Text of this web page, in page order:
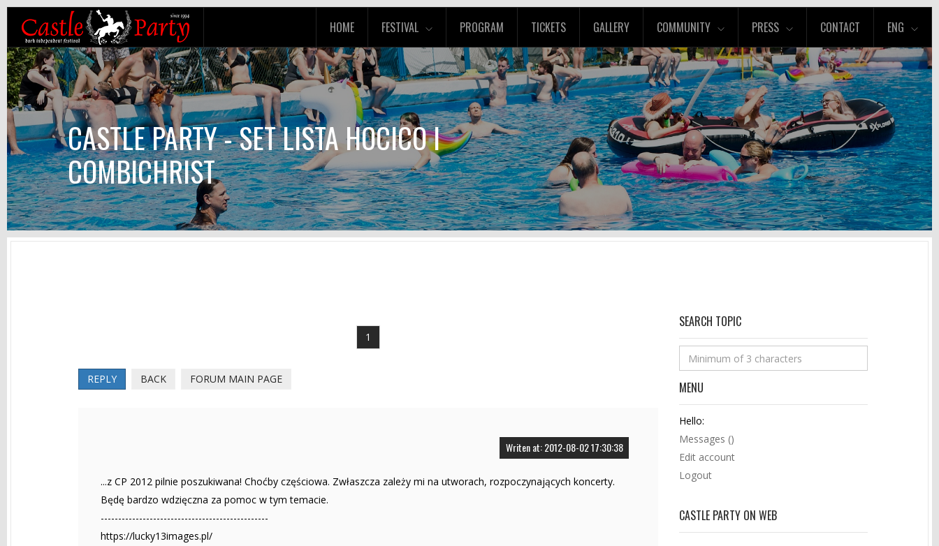
HOME FESTIVAL PROGRAM TICKETS GALLERY COMMUNITY PRESS CONTACT ENG
CASTLE PARTY - SET LISTA HOCICO I
COMBICHRIST
1
REPLY BACK FORUM MAIN PAGE
Writen at: 2012-08-02 17:30:38
...z CP 2012 pilnie poszukiwana! Choćby częściowa. Zwłaszcza zależy mi na utworach, rozpoczynających koncerty.
Będę bardzo wdzięczna za pomoc w tym temacie.
------------------------------------------------
https://lucky13images.pl/
SEARCH TOPIC
MENU
Hello:
Messages ()
Edit account
Logout
CASTLE PARTY ON WEB